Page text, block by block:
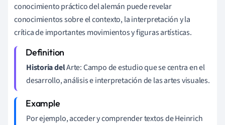
conocimiento práctico del alemán puede revelar
conocimientos sobre el contexto, la interpretación y la
crítica de importantes movimientos y figuras artísticas.
Historia delArte: Campo de estudio que se centra en el
desarrollo, análisis e interpretación de las artes visuales.
Por ejemplo, acceder y comprender textos de Heinrich